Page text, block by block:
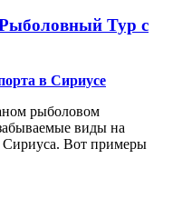
Тур с
в Сириусе
рыболовом
виды на
Сириуса. Вот примеры